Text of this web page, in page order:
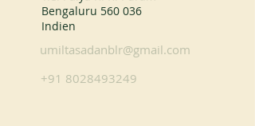
Bengaluru 560 036
Indien
umiltasadanblr@gmail.com
+91 8028493249